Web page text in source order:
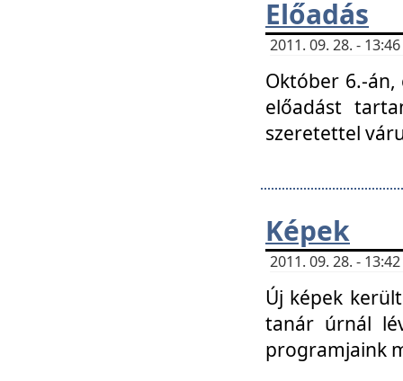
Előadás
2011. 09. 28. -
Október 6.-
előadást
szeretettel
Képek
2011. 09. 28. -
Új képek
tanár úrnál
programjaink